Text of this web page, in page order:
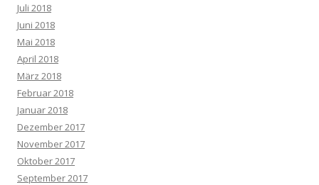
Juli 2018
Juni 2018
Mai 2018
April 2018
März 2018
Februar 2018
Januar 2018
Dezember 2017
November 2017
Oktober 2017
September 2017